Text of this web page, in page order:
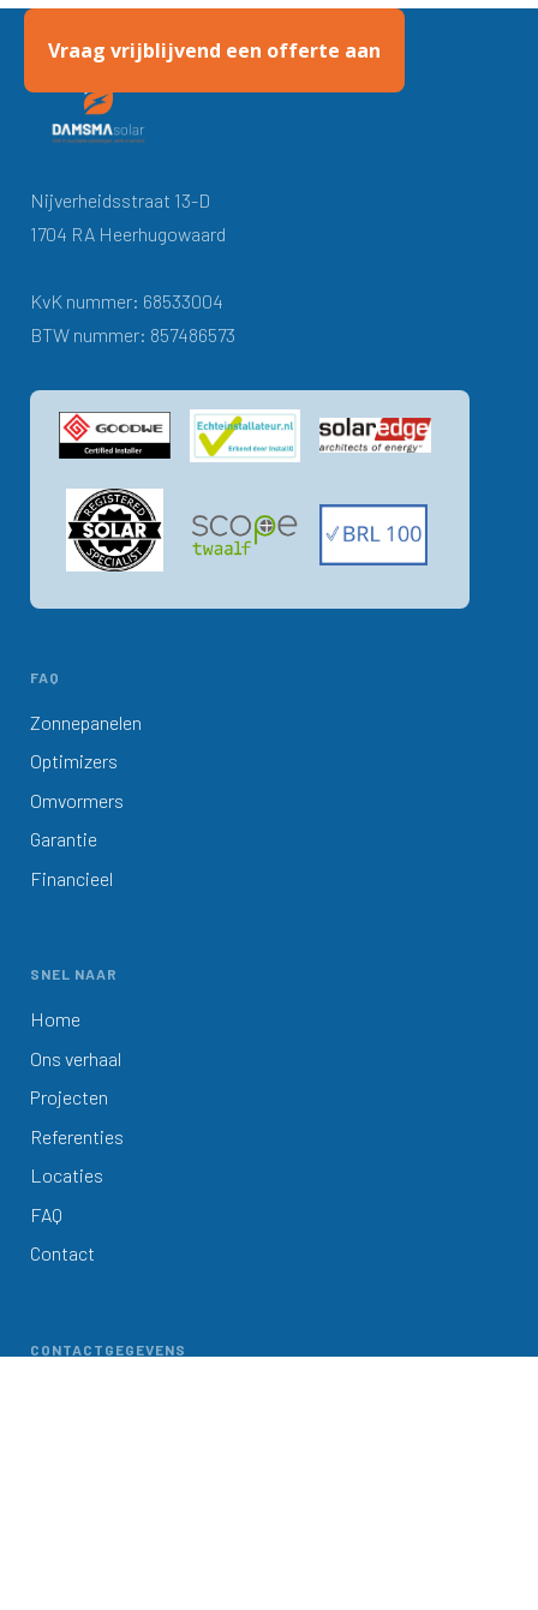
Vraag vrijblijvend een offerte aan
Nijverheidsstraat 13-D
1704 RA Heerhugowaard
KvK nummer: 68533004
BTW nummer: 857486573
FAQ
Zonnepanelen
Optimizers
Omvormers
Garantie
Financieel
SNEL NAAR
Home
Ons verhaal
Projecten
Referenties
Locaties
FAQ
Contact
CONTACTGEGEVENS